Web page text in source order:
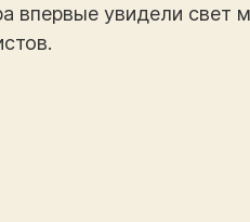
увидели свет